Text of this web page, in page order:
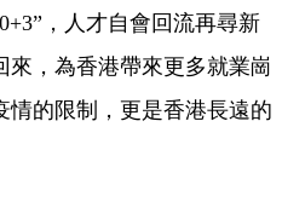
，人才自會回流再尋新
，為香港帶來更多就業崗
情的限制，更是香港長遠的